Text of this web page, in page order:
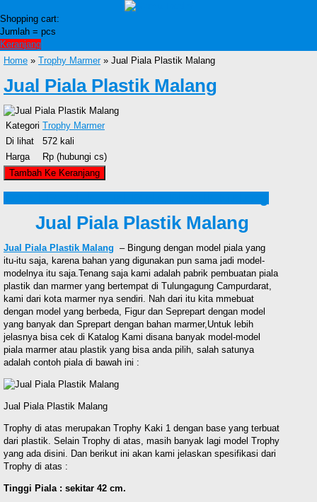
Shopping cart:
Jumlah = pcs
Keranjang
Home » Trophy Marmer» Jual Piala Plastik Malang
Jual Piala Plastik Malang
Kategori Trophy Marmer
Di lihat
572 kali
Harga
Rp (hubungi cs)
Jual Piala Plastik Malang
Jual Piala Plastik Malang – Bingung dengan model piala yang
itu-itu saja, karena bahan yang digunakan pun sama jadi model-
modelnya itu saja.Tenang saja kami adalah pabrik pembuatan piala
plastik dan marmer yang bertempat di Tulungagung Campurdarat,
kami dari kota marmer nya sendiri. Nah dari itu kita mmebuat
dengan model yang berbeda, Figur dan Seprepart dengan model
yang banyak dan Sprepart dengan bahan marmer,Untuk lebih
jelasnya bisa cek di Katalog Kami disana banyak model-model
piala marmer atau plastik yang bisa anda pilih, salah satunya
adalah contoh piala di bawah ini :
Jual Piala Plastik Malang
Trophy di atas merupakan Trophy Kaki 1 dengan base yang terbuat
dari plastik. Selain Trophy di atas, masih banyak lagi model Trophy
yang ada disini. Dan berikut ini akan kami jelaskan spesifikasi dari
Trophy di atas :
Tinggi Piala : sekitar 42 cm.